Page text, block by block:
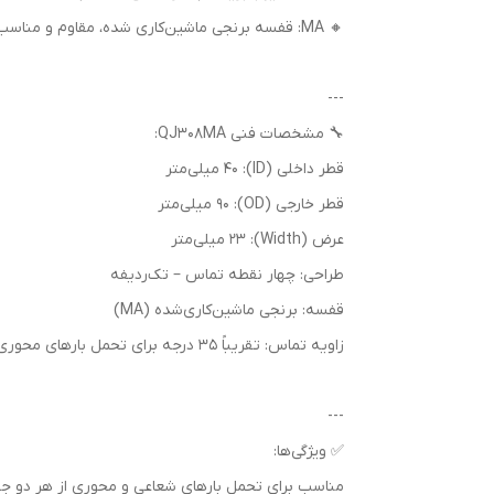
🔸 MA: قفسه برنجی ماشین‌کاری شده، مقاوم و مناسب برای شرایط کاری سخت
---
🔧 مشخصات فنی QJ308MA:
قطر داخلی (ID): 40 میلی‌متر
قطر خارجی (OD): 90 میلی‌متر
عرض (Width): 23 میلی‌متر
طراحی: چهار نقطه تماس – تک‌ردیفه
قفسه: برنجی ماشین‌کاری‌شده (MA)
زاویه تماس: تقریباً 35 درجه برای تحمل بارهای محوری بالا
---
✅ ویژگی‌ها:
مناسب برای تحمل بارهای شعاعی و محوری از هر دو